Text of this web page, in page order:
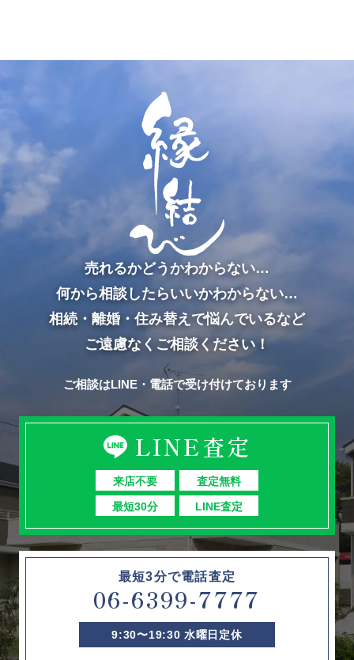
売れるかどうかわからない…
何から相談したらいいかわからない…
相続・離婚・住み替えで悩んでいるなど
ご遠慮なくご相談ください！
ご相談はLINE・電話で受け付けております
LINE査定
来店不要
査定無料
最短30分
LINE査定
最短3分で電話査定
06-6399-7777
9:30〜19:30 水曜日定休